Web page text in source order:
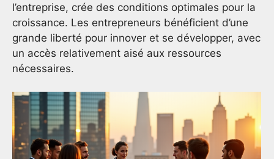
l’entreprise, crée des conditions optimales pour la
croissance. Les entrepreneurs bénéficient d’une
grande liberté pour innover et se développer, avec
un accès relativement aisé aux ressources
nécessaires.